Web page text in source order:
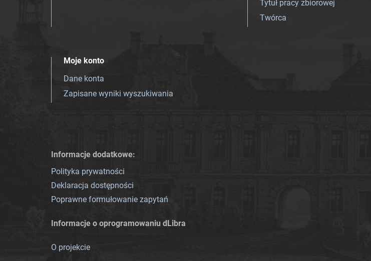
Tytuł pracy zbiorowej
Twórca
Moje konto
Dane konta
Zapisane wyniki wyszukiwania
Informacje dodatkowe:
Polityka prywatności
Deklaracja dostępności
Poprawne formułowanie zapytań
Informacje o oprogramowaniu dLibra
O projekcie